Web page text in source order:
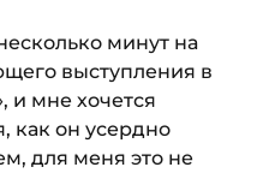
минут на
выступления в
и мне хочется
как он усердно
для меня это не